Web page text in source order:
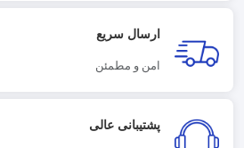
ارسال سریع
امن و مطمئن
پشتیبانی عالی